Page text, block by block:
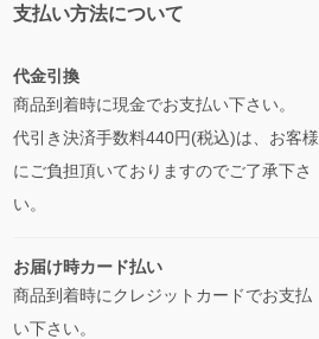
支払い方法について
代金引換
商品到着時に現金でお支払い下さい。
代引き決済手数料440円(税込)は、お客様
にご負担頂いておりますのでご了承下さ
い。
お届け時カード払い
商品到着時にクレジットカードでお支払
い下さい。